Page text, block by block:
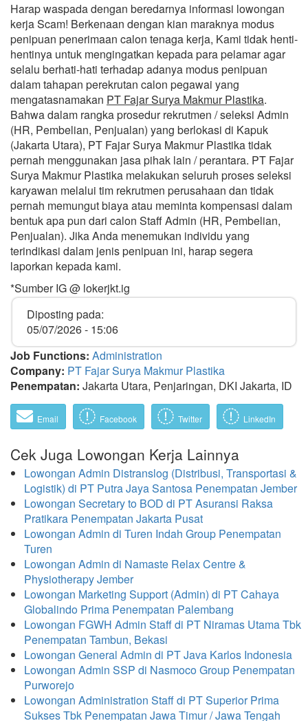
Harap waspada dengan beredarnya informasi lowongan
kerja Scam! Berkenaan dengan kian maraknya modus
penipuan penerimaan calon tenaga kerja, Kami tidak henti-
hentinya untuk mengingatkan kepada para pelamar agar
selalu berhati-hati terhadap adanya modus penipuan
dalam tahapan perekrutan calon pegawai yang
mengatasnamakan PT Fajar Surya Makmur Plastika.
Bahwa dalam rangka prosedur rekrutmen / seleksi Admin
(HR, Pembelian, Penjualan) yang berlokasi di Kapuk
(Jakarta Utara), PT Fajar Surya Makmur Plastika tidak
pernah menggunakan jasa pihak lain / perantara. PT Fajar
Surya Makmur Plastika melakukan seluruh proses seleksi
karyawan melalui tim rekrutmen perusahaan dan tidak
pernah memungut biaya atau meminta kompensasi dalam
bentuk apa pun dari calon Staff Admin (HR, Pembelian,
Penjualan). Jika Anda menemukan individu yang
terindikasi dalam jenis penipuan ini, harap segera
laporkan kepada kami.
*Sumber IG @ lokerjkt.ig
Diposting pada:
05/07/2026 - 15:06
Job Functions: Administration
Company: PT Fajar Surya Makmur Plastika
Penempatan: Jakarta Utara, Penjaringan, DKI Jakarta, ID
Email Facebook Twitter LinkedIn
Cek Juga Lowongan Kerja Lainnya
Lowongan Admin Distranslog (Distribusi, Transportasi &
Logistik) di PT Putra Jaya Santosa Penempatan Jember
Lowongan Secretary to BOD di PT Asuransi Raksa
Pratikara Penempatan Jakarta Pusat
Lowongan Admin di Turen Indah Group Penempatan
Turen
Lowongan Admin di Namaste Relax Centre &
Physiotherapy Jember
Lowongan Marketing Support (Admin) di PT Cahaya
Globalindo Prima Penempatan Palembang
Lowongan FGWH Admin Staff di PT Niramas Utama Tbk
Penempatan Tambun, Bekasi
Lowongan General Admin di PT Java Karlos Indonesia
Lowongan Admin SSP di Nasmoco Group Penempatan
Purworejo
Lowongan Administration Staff di PT Superior Prima
Sukses Tbk Penempatan Jawa Timur / Jawa Tengah